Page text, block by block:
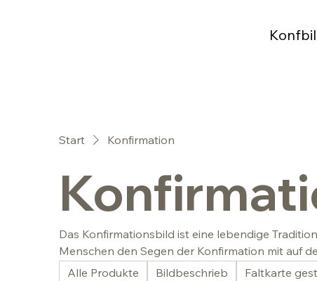
Start Konfirmation
Das Konfirmationsbild ist eine lebendige
Menschen den Segen der Konfirmation mit auf
Bildwelt mit echter Aussagekraft helfen.
Alle Produkte Bildbeschrieb Faltkarte